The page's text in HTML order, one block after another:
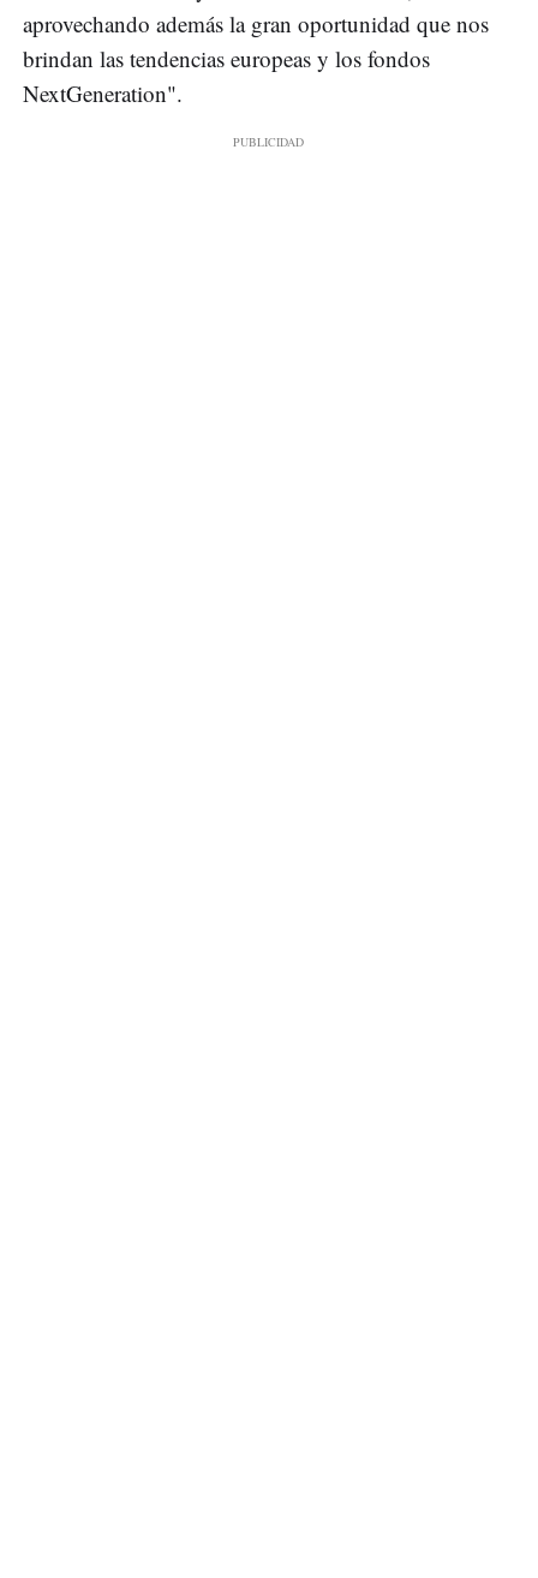
aprovechando además la gran oportunidad que nos
brindan las tendencias europeas y los fondos
NextGeneration".